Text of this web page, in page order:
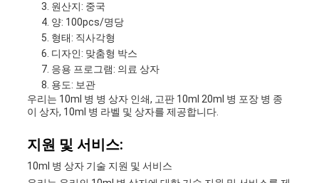
원산지: 중국
양: 100pcs/명당
형태: 직사각형
디자인: 맞춤형 박스
응용 프로그램: 의료 상자
용도: 보관
우리는 10ml 병 병 상자 인쇄, 고판 10ml 20ml 병 포장 병 종
이 상자, 10ml 병 라벨 및 상자를 제공합니다.
지원 및 서비스:
10ml 병 상자 기술 지원 및 서비스